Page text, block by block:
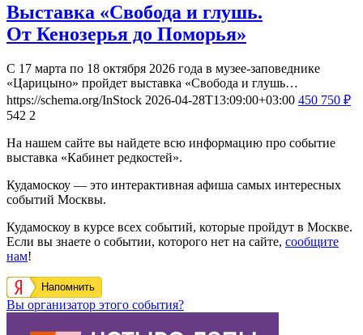
Выставка «Свобода и глушь.
От Кенозерья до Поморья»
С 17 марта по 18 октября 2026 года в музее-заповеднике
«Царицыно» пройдет выставка «Свобода и глушь…
https://schema.org/InStock 2026-04-28T13:09:00+03:00 450 750 ₽
542 2
На нашем сайте вы найдете всю информацию про событие
выставка «Кабинет редкостей».
Кудамоскоу — это интерактивная афиша самых интересных
событий Москвы.
Кудамоскоу в курсе всех событий, которые пройдут в Москве.
Если вы знаете о событии, которого нет на сайте, сообщите
нам!
Напомнить
Вы организатор этого события?